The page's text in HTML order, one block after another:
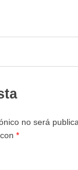
no será
*